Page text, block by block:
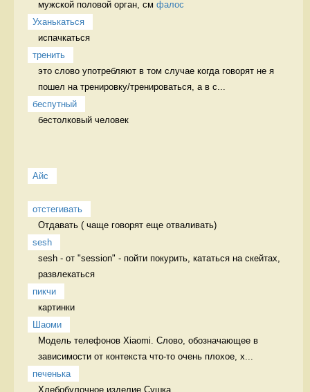
мужской половой орган, см фалос
Уханькаться
испачкаться
тренить
это слово употребляют в том случае когда говорят не я
пошел на тренировку/тренироваться, а в с...
беспутный
бестолковый человек
Айс
отстегивать
Отдавать ( чаще говорят еще отваливать)
sesh
sesh - от "session" - пойти покурить, кататься на скейтах,
развлекаться
пикчи
картинки
Шаоми
Модель телефонов Xiaomi. Слово, обозначающее в
зависимости от контекста что-то очень плохое, х...
печенька
Хлебобулочное изделие Сушка